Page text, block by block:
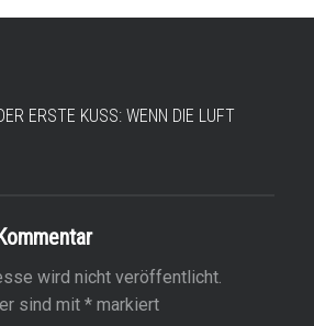
ERSTE KUSS: WENN DIE LUFT
wird nicht veröffentlicht.
sind mit *markiert